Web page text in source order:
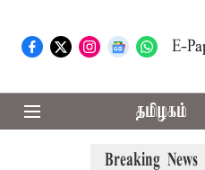
E-
தமிழகம்
Breaking News
அரசு கூறுவதென்ன..?